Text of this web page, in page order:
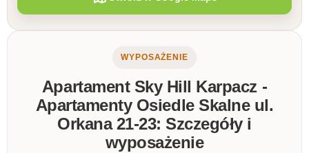
WYPOSAŻENIE
Apartament Sky Hill Karpacz -
Apartamenty Osiedle Skalne ul.
Orkana 21-23: Szczegóły i
wyposażenie